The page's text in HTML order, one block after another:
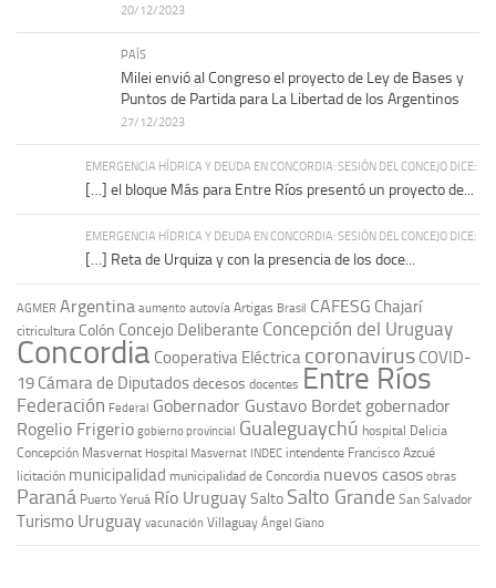
20/12/2023
PAÍS
Milei envió al Congreso el proyecto de Ley de Bases y
Puntos de Partida para La Libertad de los Argentinos
27/12/2023
EMERGENCIA HÍDRICA Y DEUDA EN CONCORDIA: SESIÓN DEL CONCEJO DICE:
[…] el bloque Más para Entre Ríos presentó un proyecto de...
EMERGENCIA HÍDRICA Y DEUDA EN CONCORDIA: SESIÓN DEL CONCEJO DICE:
[…] Reta de Urquiza y con la presencia de los doce...
AGMER Argentina aumento autovía Artigas Brasil CAFESG Chajarí
citricultura Colón Concejo Deliberante Concepción del Uruguay
Concordia Cooperativa Eléctrica coronavirus COVID-
19 Cámara de Diputadosdecesos docentes Entre Ríos
Federación Federal Gobernador Gustavo Bordet gobernador
Rogelio Frigerio gobierno provincial Gualeguaychú hospital Delicia
Concepción Masvernat Hospital Masvernat INDEC intendente Francisco Azcué
licitación municipalidad municipalidad de Concordia nuevos casos obras
Paraná Puerto Yeruá Río UruguaySalto Salto Grande San Salvador
Turismo Uruguay vacunación Villaguay Ángel Giano